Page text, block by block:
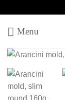
content